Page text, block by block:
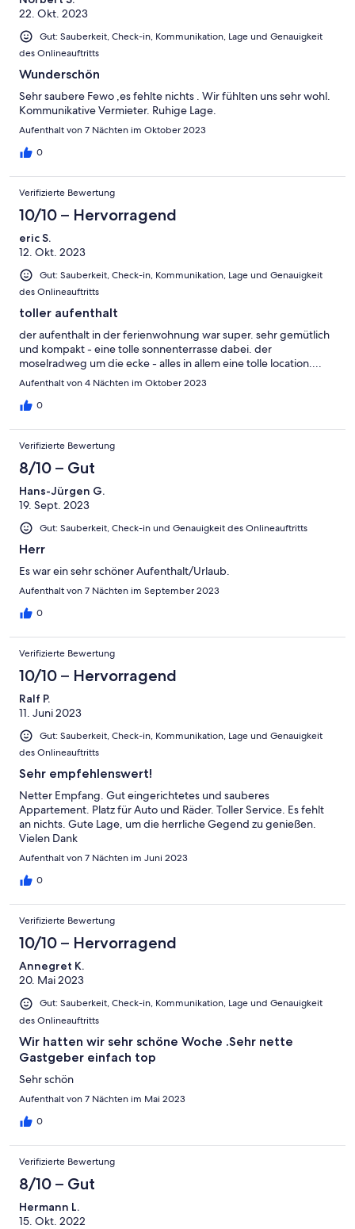
22. Okt. 2023
Gut: Sauberkeit, Check-in, Kommunikation, Lage und Genauigkeit
des Onlineauftritts
Wunderschön
Sehr saubere Fewo ,es fehlte nichts . Wir fühlten uns sehr wohl.
Kommunikative Vermieter. Ruhige Lage.
Aufenthalt von 7 Nächten im Oktober 2023
0
Verifizierte Bewertung
10/10 – Hervorragend
eric S.
12. Okt. 2023
Gut: Sauberkeit, Check-in, Kommunikation, Lage und Genauigkeit
des Onlineauftritts
toller aufenthalt
der aufenthalt in der ferienwohnung war super. sehr gemütlich
und kompakt - eine tolle sonnenterrasse dabei. der
moselradweg um die ecke - alles in allem eine tolle location....
Aufenthalt von 4 Nächten im Oktober 2023
0
Verifizierte Bewertung
8/10 – Gut
Hans-Jürgen G.
19. Sept. 2023
Gut: Sauberkeit, Check-in und Genauigkeit des Onlineauftritts
Herr
Es war ein sehr schöner Aufenthalt/Urlaub.
Aufenthalt von 7 Nächten im September 2023
0
Verifizierte Bewertung
10/10 – Hervorragend
Ralf P.
11. Juni 2023
Gut: Sauberkeit, Check-in, Kommunikation, Lage und Genauigkeit
des Onlineauftritts
Sehr empfehlenswert!
Netter Empfang. Gut eingerichtetes und sauberes
Appartement. Platz für Auto und Räder. Toller Service. Es fehlt
an nichts. Gute Lage, um die herrliche Gegend zu genießen.
Vielen Dank
Aufenthalt von 7 Nächten im Juni 2023
0
Verifizierte Bewertung
10/10 – Hervorragend
Annegret K.
20. Mai 2023
Gut: Sauberkeit, Check-in, Kommunikation, Lage und Genauigkeit
des Onlineauftritts
Wir hatten wir sehr schöne Woche .Sehr nette
Gastgeber einfach top
Sehr schön
Aufenthalt von 7 Nächten im Mai 2023
0
Verifizierte Bewertung
8/10 – Gut
Hermann L.
15. Okt. 2022